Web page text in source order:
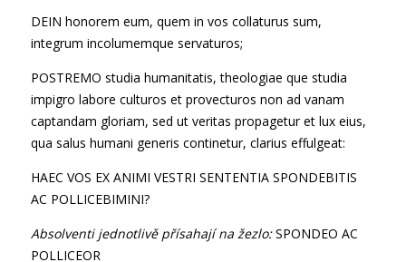
DEIN honorem eum, quem in vos collaturus sum,
integrum incolumemque servaturos;
POSTREMO studia humanitatis, theologiae que studia
impigro labore culturos et provecturos non ad vanam
captandam gloriam, sed ut veritas propagetur et lux eius,
qua salus humani generis continetur, clarius effulgeat:
HAEC VOS EX ANIMI VESTRI SENTENTIA SPONDEBITIS
AC POLLICEBIMINI?
Absolventi jednotlivě přísahají na žezlo:SPONDEO AC
POLLICEOR